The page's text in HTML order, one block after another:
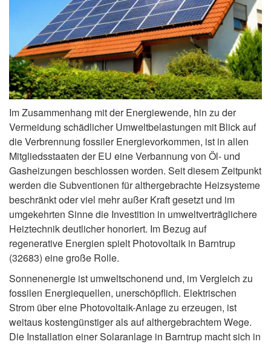
Im Zusammenhang mit der Energiewende, hin zu der
Vermeidung schädlicher Umweltbelastungen mit Blick auf
die Verbrennung fossiler Energievorkommen, ist in allen
Mitgliedsstaaten der EU eine Verbannung von Öl- und
Gasheizungen beschlossen worden. Seit diesem Zeitpunkt
werden die Subventionen für althergebrachte Heizsysteme
beschränkt oder viel mehr außer Kraft gesetzt und im
umgekehrten Sinne die Investition in umweltverträglichere
Heiztechnik deutlicher honoriert. Im Bezug auf
regenerative Energien spielt Photovoltaik in Barntrup
(32683) eine große Rolle.
Sonnenenergie ist umweltschonend und, im Vergleich zu
fossilen Energiequellen, unerschöpflich. Elektrischen
Strom über eine Photovoltaik-Anlage zu erzeugen, ist
weitaus kostengünstiger als auf althergebrachtem Wege.
Die Installation einer Solaranlage in Barntrup macht sich in